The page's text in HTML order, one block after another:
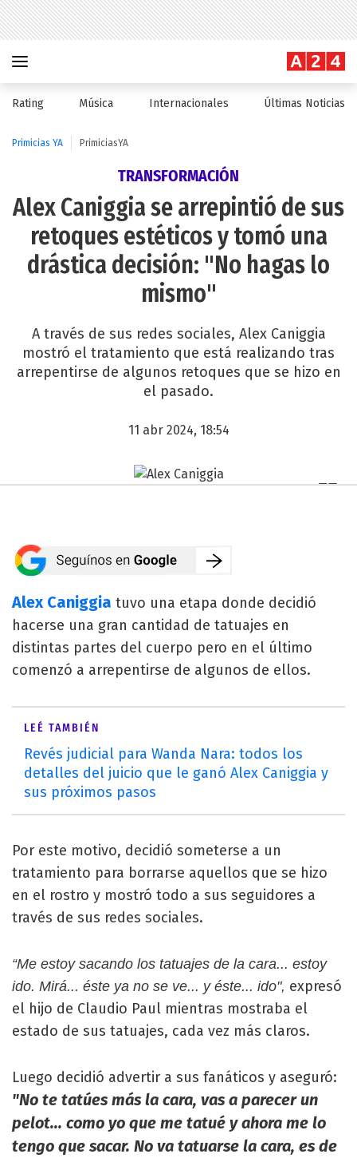
Rating Música Internacionales Últimas Noticias
Primicias YA PrimiciasYA
TRANSFORMACIÓN
Alex Caniggia se arrepintió de sus
retoques estéticos y tomó una
drástica decisión: "No hagas lo
mismo"
A través de sus redes sociales, Alex Caniggia
mostró el tratamiento que está realizando tras
arrepentirse de algunos retoques que se hizo en
el pasado.
11 abr 2024, 18:54
Alex Caniggia tuvo una etapa donde decidió
hacerse una gran cantidad de tatuajes en
distintas partes del cuerpo pero en el último
comenzó a arrepentirse de algunos de ellos.
LEÉ TAMBIÉN
Revés judicial para Wanda Nara: todos los
detalles del juicio que le ganó Alex Caniggia y
sus próximos pasos
Por este motivo, decidió someterse a un
tratamiento para borrarse aquellos que se hizo
en el rostro y mostró todo a sus seguidores a
través de sus redes sociales.
“Me estoy sacando los tatuajes de la cara... estoy
ido. Mirá... éste ya no se ve... y éste... ido", expresó
el hijo de Claudio Paul mientras mostraba el
estado de sus tatuajes, cada vez más claros.
Luego decidió advertir a sus fanáticos y aseguró:
"No te tatúes más la cara, vas a parecer un
pelot... como yo que me tatué y ahora me lo
tengo que sacar. No va tatuarse la cara, es de